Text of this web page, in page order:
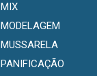
MIX
MODELAGEM
MUSSARELA
PANIFICAÇÃO